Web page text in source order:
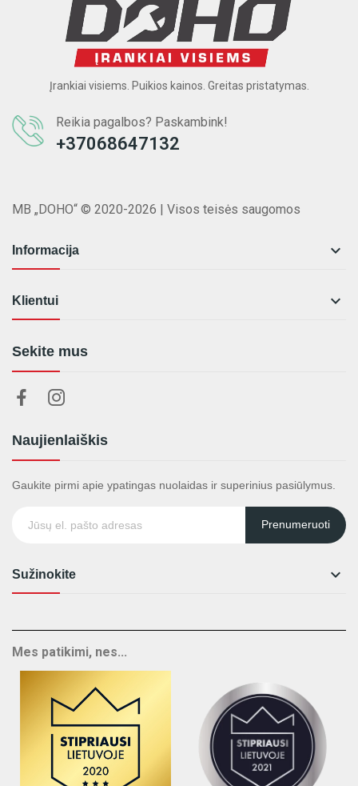
Įrankiai visiems. Puikios kainos. Greitas pristatymas.
Reikia pagalbos? Paskambink!
+37068647132
MB „DOHO“ © 2020-2026 | Visos teisės saugomos
Informacija 
Klientui 
Sekite mus
Naujienlaiškis
Gaukite pirmi apie ypatingas nuolaidas ir superinius pasiūlymus.
Prenumeruoti
Sužinokite 
Mes patikimi, nes...